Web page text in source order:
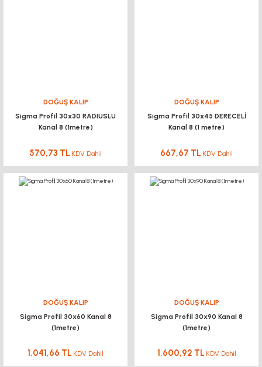
DOĞUŞ KALIP
Sigma Profil 30x30 RADIUSLU
Kanal 8 (1metre)
570,73 TL KDV Dahil
DOĞUŞ KALIP
Sigma Profil 30x45 DERECELİ
Kanal 8 (1 metre)
667,67 TL KDV Dahil
DOĞUŞ KALIP
Sigma Profil 30x60 Kanal 8
(1metre)
1.041,66 TL KDV Dahil
DOĞUŞ KALIP
Sigma Profil 30x90 Kanal 8
(1metre)
1.600,92 TL KDV Dahil